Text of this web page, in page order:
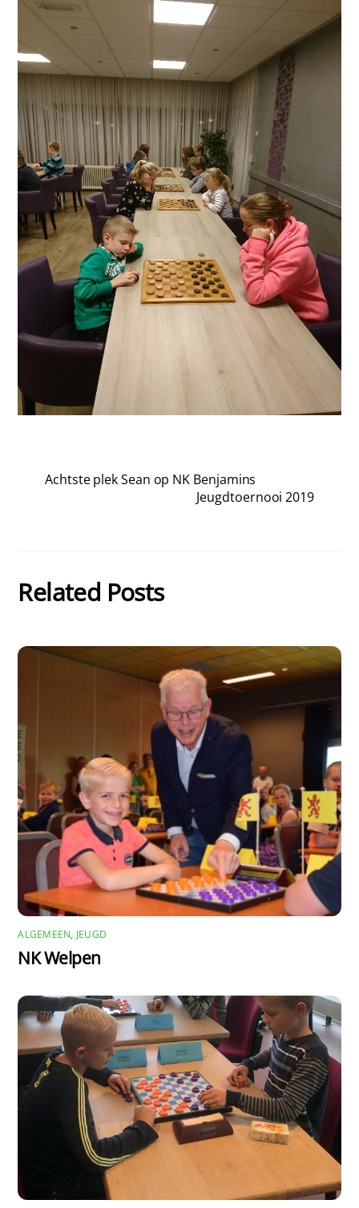
Achtste plek Sean op NK Benjamins
Jeugdtoernooi 2019
Related Posts
ALGEMEEN, JEUGD
NK Welpen